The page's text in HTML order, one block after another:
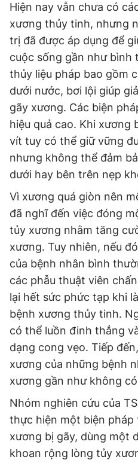
Hiện nay vẫn chưa có
xương thủy tinh, nhưng
trị đã được áp dụng để
cuộc sống gần như bình
thủy liệu pháp bao gồm
dưới nước, bơi lội giúp
gãy xương. Các biện
hiệu quả cao. Khi xương
vít tuy có thể giữ vững
nhưng không thể đảm
dưới hay bên trên nẹp
Vì xương quá giòn nên
đã nghĩ đến việc đóng
tủy xương nhằm tăng
xương. Tuy nhiên, nếu
của bệnh nhân bình
các phẫu thuật viên
lại hết sức phức tạp khi
bệnh xương thủy tinh.
có thể luồn đinh thẳng
dạng cong vẹo. Tiếp
xương của những bệnh
xương gần như không
Nhóm nghiên cứu của
thực hiện một biện pháp
xương bị gãy, dùng một
khoan rộng lòng tủy